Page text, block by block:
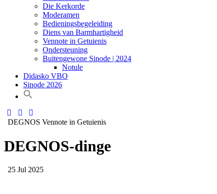
Die Kerkorde
Moderamen
Bedieningsbegeleiding
Diens van Barmhartigheid
Vennote in Getuienis
Ondersteuning
Buitengewone Sinode | 2024
Notule
Didasko VBO
Sinode 2026
DEGNOS Vennote in Getuienis
DEGNOS-dinge
25 Jul 2025